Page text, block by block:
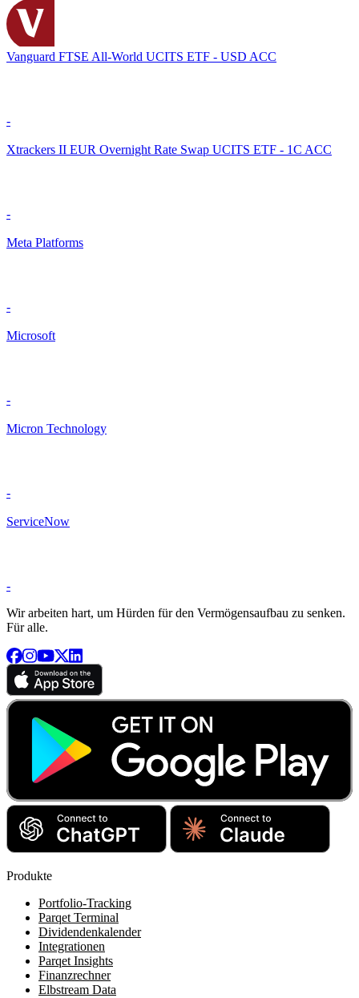
Vanguard FTSE All-World UCITS ETF - USD ACC
-
Xtrackers II EUR Overnight Rate Swap UCITS ETF - 1C ACC
-
Meta Platforms
-
Microsoft
-
Micron Technology
-
ServiceNow
-
Wir arbeiten hart, um Hürden für den Vermögensaufbau zu senken.
Für alle.
Produkte
Portfolio-Tracking
Parqet Terminal
Dividendenkalender
Integrationen
Parqet Insights
Finanzrechner
Elbstream Data